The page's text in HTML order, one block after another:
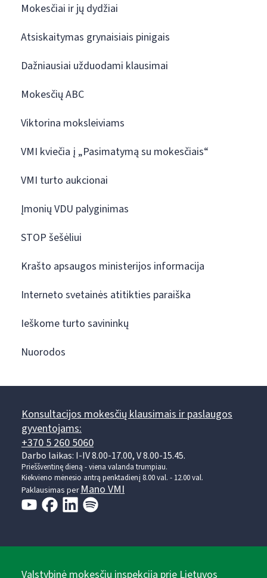
Mokesčiai ir jų dydžiai
Atsiskaitymas grynaisiais pinigais
Dažniausiai užduodami klausimai
Mokesčių ABC
Viktorina moksleiviams
VMI kviečia į „Pasimatymą su mokesčiais“
VMI turto aukcionai
Įmonių VDU palyginimas
STOP šešėliui
Krašto apsaugos ministerijos informacija
Interneto svetainės atitikties paraiška
Ieškome turto savininkų
Nuorodos
Konsultacijos mokesčių klausimais ir paslaugos
gyventojams:
+370 5 260 5060
Darbo laikas: I-IV 8.00-17.00, V 8.00-15.45.
Prieššventinę dieną - viena valanda trumpiau.
Kiekvieno mėnesio antrą penktadienį 8.00 val. - 12.00 val.
Paklausimas per Mano VMI
Valstybinė mokesčių inspekcija prie Lietuvos